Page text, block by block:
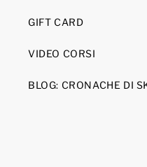
GIFT CARD
VIDEO CORSI
BLOG: CRONACHE DI